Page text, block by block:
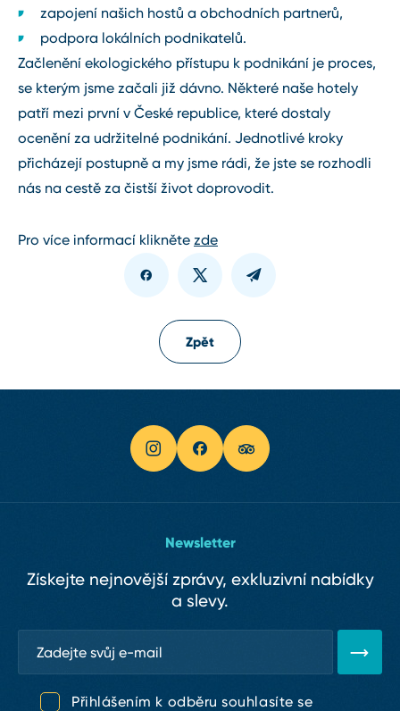
zapojení našich hostů a obchodních partnerů,
podpora lokálních podnikatelů.
Začlenění ekologického přístupu k podnikání je proces,
se kterým jsme začali již dávno. Některé naše hotely
patří mezi první v České republice, které dostaly
ocenění za udržitelné podnikání. Jednotlivé kroky
přicházejí postupně a my jsme rádi, že jste se rozhodli
nás na cestě za čistší život doprovodit.
Pro více informací klikněte zde
Zpět
Newsletter
Získejte nejnovější zprávy, exkluzivní nabídky
a slevy.
Přihlášením k odběru souhlasíte se